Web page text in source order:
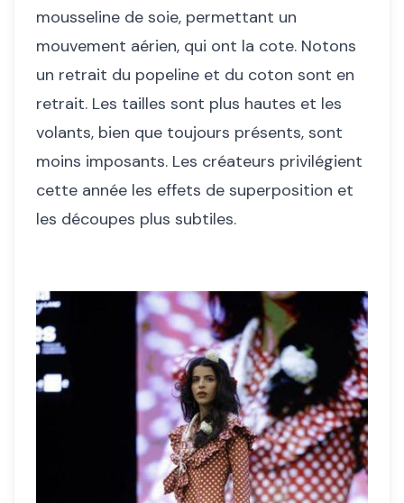
mousseline de soie, permettant un
mouvement aérien, qui ont la cote. Notons
un retrait du popeline et du coton sont en
retrait. Les tailles sont plus hautes et les
volants, bien que toujours présents, sont
moins imposants. Les créateurs privilégient
cette année les effets de superposition et
les découpes plus subtiles.